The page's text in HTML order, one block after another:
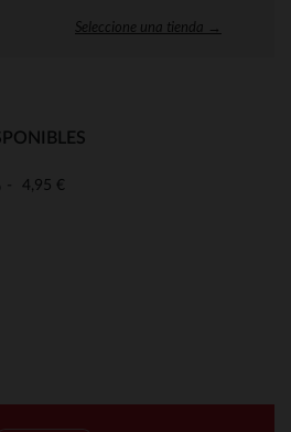
Seleccione una tienda →
4,95 €